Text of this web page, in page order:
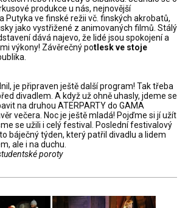
produkce u nás, nejnovější
Putyka ve finské režii vč. finských akrobatů,
jako vystřižené z animovaných filmů. Stálý
dává najevo, že lidé jsou spokojení a
výkony! Závěrečný potlesk ve stoje
je připraven ještě další program! Tak třeba
divadlem. A když už ohně uhasly, jdeme se
na druhou ATERPARTY do GAMA
večera. Noc je ještě mladá! Pojďme si jí užít
se užili i celý festival. Poslední festivalový
báječný týden, který patřil divadlu a lidem
ale i na duchu.
poroty